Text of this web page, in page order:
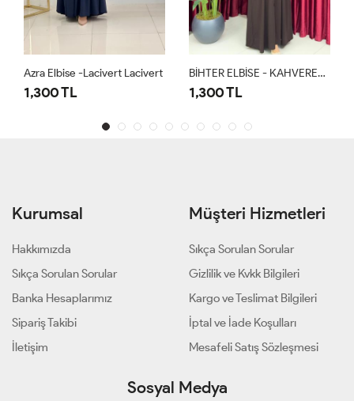
Azra Elbise -Lacivert Lacivert
1,300 TL
BİHTER ELBİSE - KAHVERENGİ
1,300 TL
Kurumsal
Hakkımızda
Sıkça Sorulan Sorular
Banka Hesaplarımız
Sipariş Takibi
İletişim
Müşteri Hizmetleri
Sıkça Sorulan Sorular
Gizlilik ve Kvkk Bilgileri
Kargo ve Teslimat Bilgileri
İptal ve İade Koşulları
Mesafeli Satış Sözleşmesi
Sosyal Medya